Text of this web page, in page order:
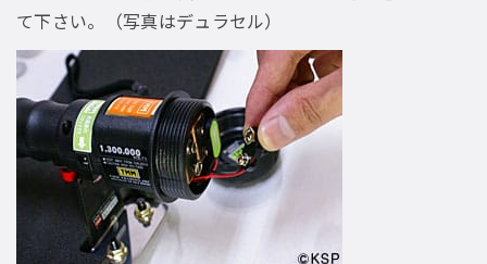
て下さい。（写真はデュラセル）